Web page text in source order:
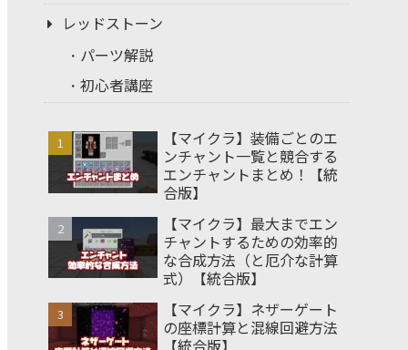
レッドストーン
パーツ解説
初心者講座
【マイクラ】装備ごとのエ
ンチャント一覧と競合する
エンチャントまとめ！【統
合版】
【マイクラ】最大までエン
チャントするための効率的
な合成方法（と厄介な計算
式）【統合版】
【マイクラ】ネザーゲート
の座標計算と混線回避方法
【統合版】